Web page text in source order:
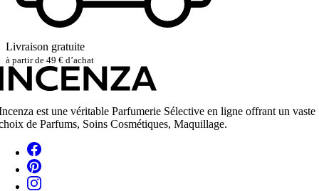
Livraison gratuite
à partir de 49 € d’achat
est une véritable Parfumerie Sélective en ligne offrant un vaste
de Parfums, Soins Cosmétiques, Maquillage.